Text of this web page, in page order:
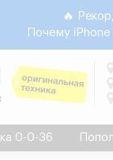
🔥
Почему
0-0-36